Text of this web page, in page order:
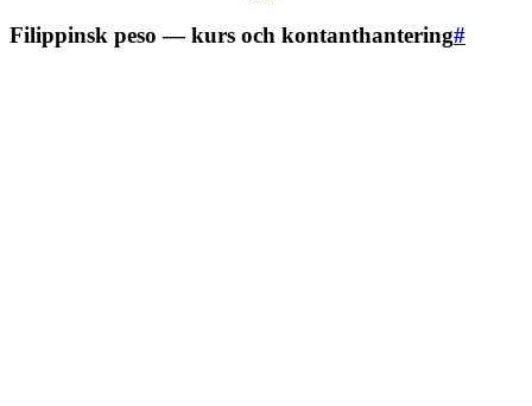
Filippinsk peso — kurs och kontanthantering#